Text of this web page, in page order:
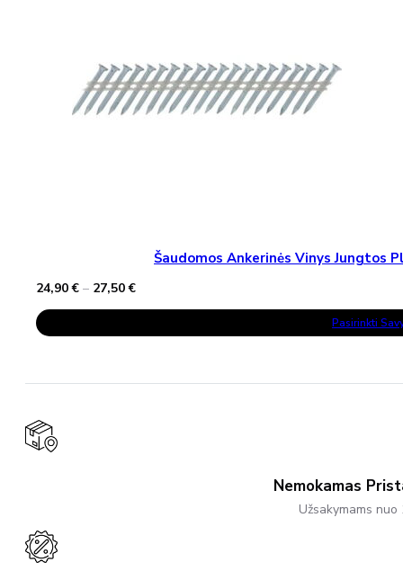
Šaudomos Ankerinės Vinys Jungtos
24,90€ – 27,50€Price
through
Pasirinkti
This
Product
Has
The
Be
Chosen
On
Nemokamas
Užsakymams nuo